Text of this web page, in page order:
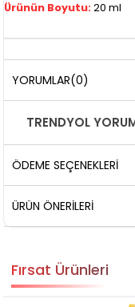
Ürünün Boyutu:20 ml
YORUMLAR(0)
TRENDYOL
ÖDEME SEÇENEKLERI
ÜRÜN ÖNERILERI
Fırsat Ürünleri